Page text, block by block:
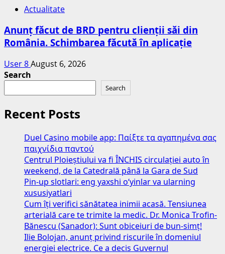
Actualitate
Anunț făcut de BRD pentru clienții săi din
România. Schimbarea făcută în aplicație
User 8August 6, 2026
Search
Search
Recent Posts
Duel Casino mobile app: Παίξτε τα αγαπημένα σας
παιχνίδια παντού
Centrul Ploieștiului va fi ÎNCHIS circulației auto în
weekend, de la Catedrală până la Gara de Sud
Pin-up slotlari: eng yaxshi o‘yinlar va ularning
xususiyatlari
Cum îți verifici sănătatea inimii acasă. Tensiunea
arterială care te trimite la medic. Dr. Monica Trofin-
Bănescu (Sanador): Sunt obiceiuri de bun-simț!
Ilie Bolojan, anunț privind riscurile în domeniul
energiei electrice. Ce a decis Guvernul